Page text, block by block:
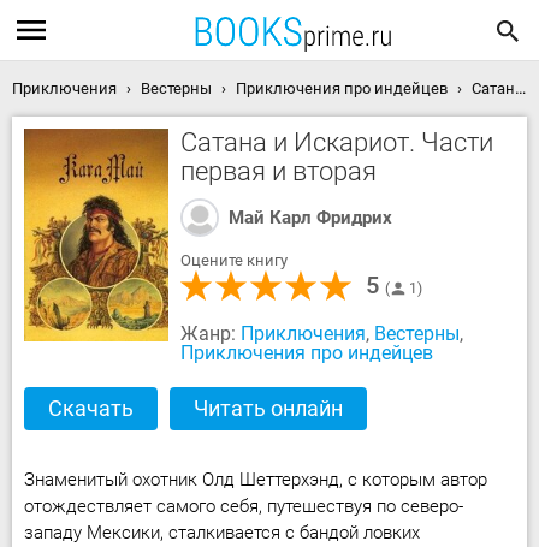
Приключения Вестерны Приключения про индейцев Сатана и Искариот. Части первая и вторая скачать книгу
Сатана и Искариот. Части
первая и вторая
Май Карл Фридрих
Оцените книгу
5 1
Жанр: Приключения, Вестерны,
Приключения про индейцев
Скачать Читать онлайн
Знаменитый охотник Олд Шеттерхэнд, с которым автор
отождествляет самого себя, путешествуя по северо-
западу Мексики, сталкивается с бандой ловких